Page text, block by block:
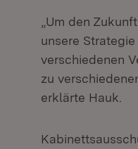
„Um den
unsere
verschiedenen
zu
erklärte Hauk.